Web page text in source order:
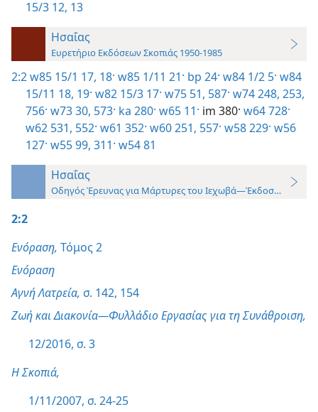
15/3 12, 13
Ησαΐας
Ευρετήριο Εκδόσεων Σκοπιάς 1950-1985
2:2w85 15/1 17, 18· w85 1/11 21· bp 24· w84 1/2 5· w84
15/11 18, 19· w82 15/3 17· w75 51, 587· w74 248, 253,
756· w73 30, 573· ka 280· w65 11· im 380· w64 728·
w62 531, 552· w61 352· w60 251, 557· w58 229· w56
127· w55 99, 311· w54 81
Ησαΐας
Οδηγός Έρευνας για Μάρτυρες του Ιεχωβά—Έκδοση 2019
2:2
Ενόραση, Τόμος 2
Ενόραση
Αγνή Λατρεία, σ. 142, 154
Ζωή και Διακονία—Φυλλάδιο Εργασίας για τη Συνάθροιση,
12/2016, σ. 3
Η Σκοπιά,
1/11/2007, σ. 24-25